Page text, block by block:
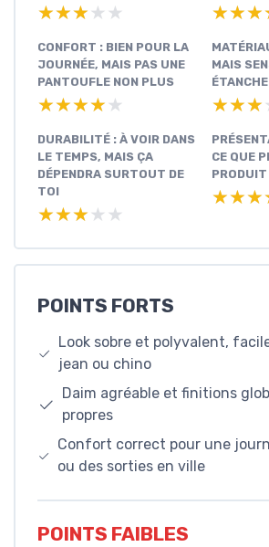
★★★★★
★★★★★
CONFORT : BIEN POUR LA
JOURNÉE, MAIS PAS UNE
PANTOUFLE NON PLUS
★★★★★
★★★★★
MAIS
ÉTANCHE
DURABILITÉ : À VOIR DANS
LE TEMPS, MAIS ÇA
DÉPENDRA SURTOUT DE
TOI
★★★★★
★★★★★
CE QUE
PRODUIT
POINTS FORTS
Look sobre et polyvalent,
jean ou chino
Daim agréable et finitions
propres
Confort correct pour une
ou des sorties en ville
POINTS FAIBLES